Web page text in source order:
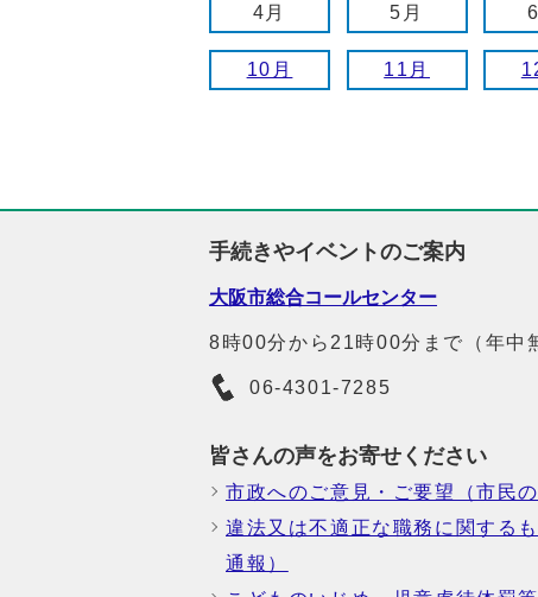
4月 5月
10月 11月
手続きやイベントのご案内
大阪市総合コールセンター
8時00分から21時00分まで（年中
06-4301-7285
皆さんの声をお寄せください
市政へのご意見・ご要望（市民の
違法又は不適正な職務に関する
通報）